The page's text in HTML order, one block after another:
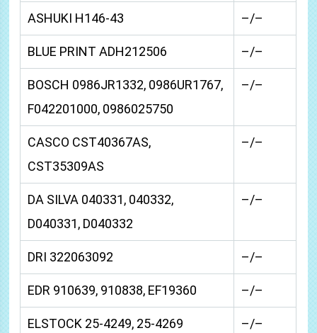
ASHUKI H146-43 –/–
BLUE PRINT ADH212506 –/–
BOSCH 0986JR1332, 0986UR1767,
F042201000, 0986025750
–/–
CASCO CST40367AS,
CST35309AS
–/–
DA SILVA 040331, 040332,
D040331, D040332
–/–
DRI 322063092 –/–
EDR 910639, 910838, EF19360 –/–
ELSTOCK 25-4249, 25-4269 –/–